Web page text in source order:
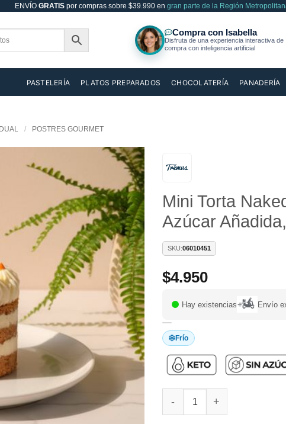
ENVÍO GRATISpor compras sobre $39.990 en gran parte de la Región
PASTELERÍA PLATOS PREPARADOS CHOCOLATERÍA PANADERÍA
/ POSTRES GOURMET
Añadir
a la
lista de
deseos
Mini Torta
Azúcar
SKU:06010451
$4.950
Hay existencias Envío
Frío